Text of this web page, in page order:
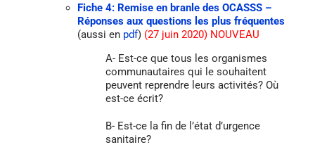
Fiche 4: Remise en branle des OCASSS –
Réponses aux questions les plus fréquentes
(aussi en pdf) (27 juin 2020) NOUVEAU
A- Est-ce que tous les organismes
communautaires qui le souhaitent
peuvent reprendre leurs activités? Où
est-ce écrit?
B- Est-ce la fin de l’état d’urgence
sanitaire?